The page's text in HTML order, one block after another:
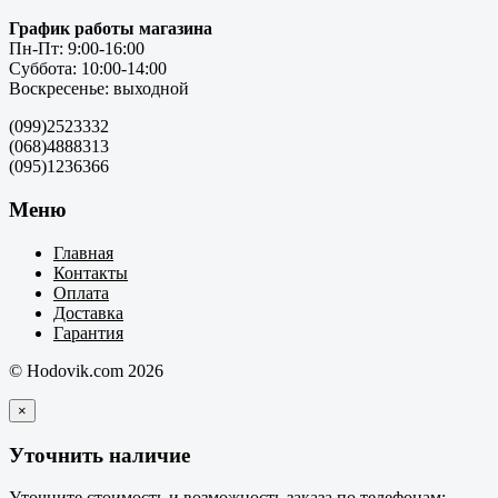
График работы магазина
Пн-Пт: 9:00-16:00
Суббота: 10:00-14:00
Воскресенье: выходной
(099)2523332
(068)4888313
(095)1236366
Меню
Главная
Контакты
Оплата
Доставка
Гарантия
© Hodovik.com 2026
×
Уточнить наличие